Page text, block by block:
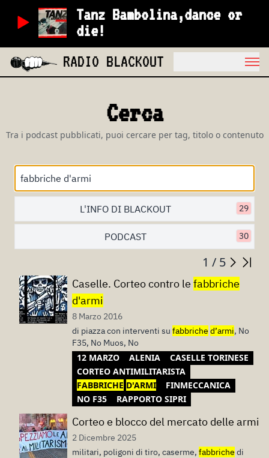
Tanz Bambolina,dance or
die!
RADIO BLACKOUT
Cerca
Tra i podcast pubblicati, puoi cercare per tag, titolo o contenuto
L'INFO DI BLACKOUT 29
PODCAST 30
1 / 5
Caselle. Corteo contro le fabbriche
d'armi
8 Marzo 2016
di piazza con interventi su fabbriche d’armi, No
F35, No Muos, No
12 MARZO ALENIA
CASELLE TORINESE
CORTEO ANTIMILITARISTA
FABBRICHE D'ARMI
FINMECCANICA
NO F35
RAPPORTO SIPRI
Corteo e blocco del mercato delle armi
2 Dicembre 2025
militari, poligoni di tiro, caserme, fabbriche di